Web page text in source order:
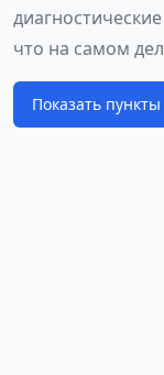
что на самом
Показать